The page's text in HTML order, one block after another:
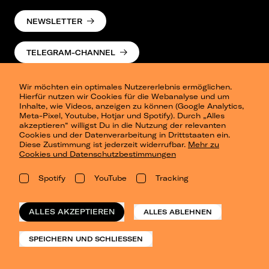
Wir möchten ein optimales Nutzererlebnis ermöglichen.
Hierfür nutzen wir Cookies für die Webanalyse und um
Inhalte, wie Videos, anzeigen zu können (Google Analytics,
Meta-Pixel, Youtube, Hotjar und Spotify). Durch „Alles
akzeptieren“ willigst Du in die Nutzung der relevanten
Cookies und der Datenverarbeitung in Drittstaaten ein.
Diese Zustimmung ist jederzeit widerrufbar. Mehr zu
Cookies und Datenschutzbestimmungen
Spotify YouTube Tracking
ALLES AKZEPTIEREN ALLES ABLEHNEN
SPEICHERN UND SCHLIESSEN
NEWSLETTER
TELEGRAM-CHANNEL
Presse
Berlin
Dresden
Leipzig
Konzertsommer Petersberg
Vergangene Shows
o_team
Datenschutz
Impressum